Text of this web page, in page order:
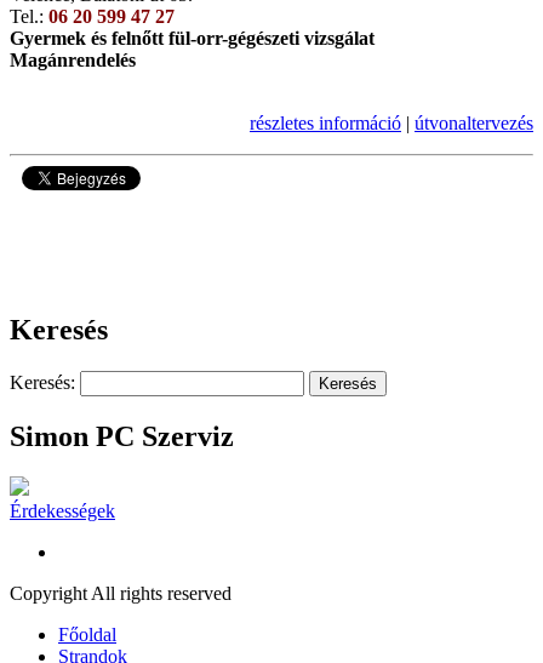
Tel.: 06 20 599 47 27
Gyermek és felnőtt fül-orr-gégészeti vizsgálat
Magánrendelés
részletes információ | útvonaltervezés
Keresés
Keresés:
Simon PC Szerviz
Érdekességek
Copyright All rights reserved
Főoldal
Strandok